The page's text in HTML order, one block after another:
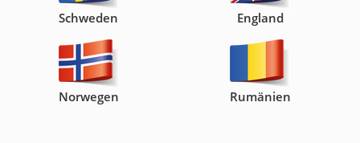
Schweden England
Norwegen Rumänien